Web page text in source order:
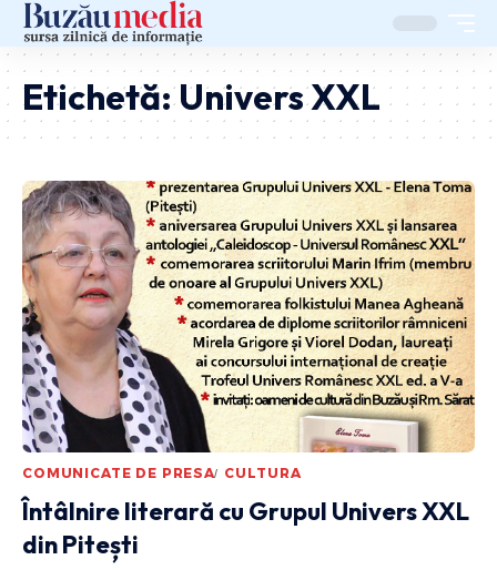
Etichetă:Univers XXL
COMUNICATE DE PRESA CULTURA
Întâlnire literară cu Grupul Univers XXL
din Pitești